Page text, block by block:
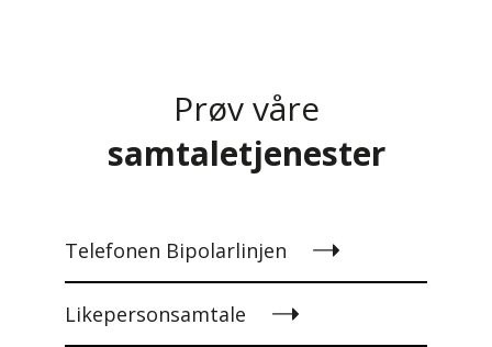
Prøv våre
samtaletjenester
Telefonen Bipolarlinjen
Likepersonsamtale